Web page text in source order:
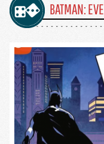
BATMAN: